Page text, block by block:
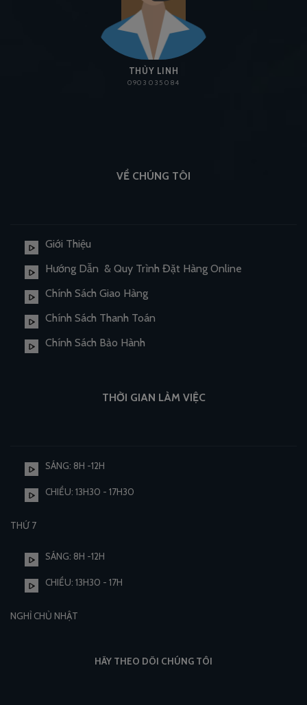
THÙY LINH
0903 035 084
VỀ CHÚNG TÔI
Giới Thiệu
Hướng Dẫn & Quy Trình Đặt Hàng Online
Chính Sách Giao Hàng
Chính Sách Thanh Toán
Chính Sách Bảo Hành
THỜI GIAN LÀM VIỆC
SÁNG: 8H -12H
CHIỀU: 13H30 - 17H30
THỨ 7
SÁNG: 8H -12H
CHIỀU: 13H30 - 17H
NGHỈ CHỦ NHẬT
HÃY THEO DÕI CHÚNG TÔI